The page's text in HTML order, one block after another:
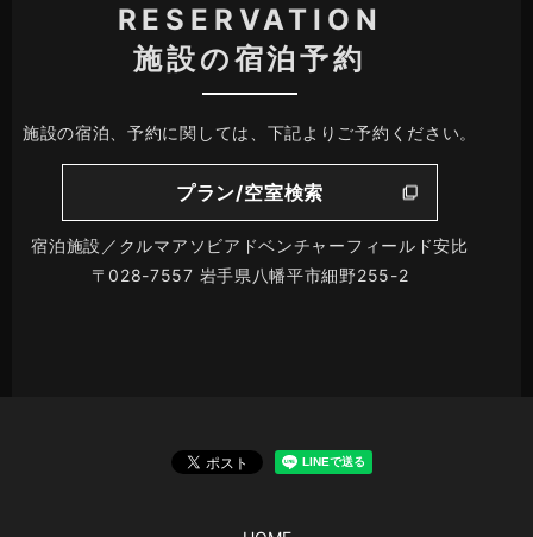
RESERVATION
施設の宿泊予約
施設の宿泊、予約に関しては、下記よりご予約ください。
プラン/空室検索
宿泊施設／クルマアソビアドベンチャーフィールド安比
〒028-7557 岩手県八幡平市細野255-2